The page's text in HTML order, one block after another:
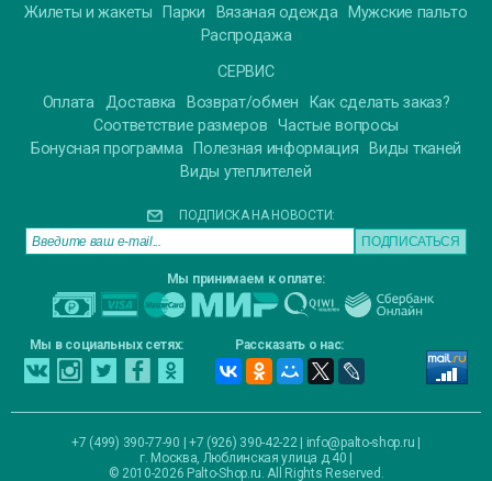
Жилеты и жакеты
Парки Вязаная одежда
Мужские пальто
Распродажа
СЕРВИС
Оплата Доставка Возврат/обмен
Как сделать заказ?
Соответствие размеров
Частые вопросы
Бонусная программа
Полезная информация
Виды тканей
Виды утеплителей
ПОДПИСКА НА НОВОСТИ:
Мы принимаем к оплате:
Мы в социальных сетях: Рассказать о нас:
+7 (499) 390-77-90 | +7 (926) 390-42-22 | info@palto-shop.ru
г. Москва, Люблинская улица д.40
© 2010-2026 Palto-Shop.ru. All Rights Reserved.